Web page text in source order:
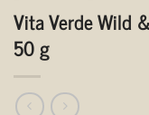
Vita Verde Wild
50 g